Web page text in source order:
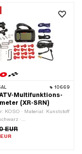
10669
ATV-Multifunktions-
(XR-SRN)
KOSO · Material: Kunststoff
·
360 Km/h ·
LED · Signalart Tacho:
EUR